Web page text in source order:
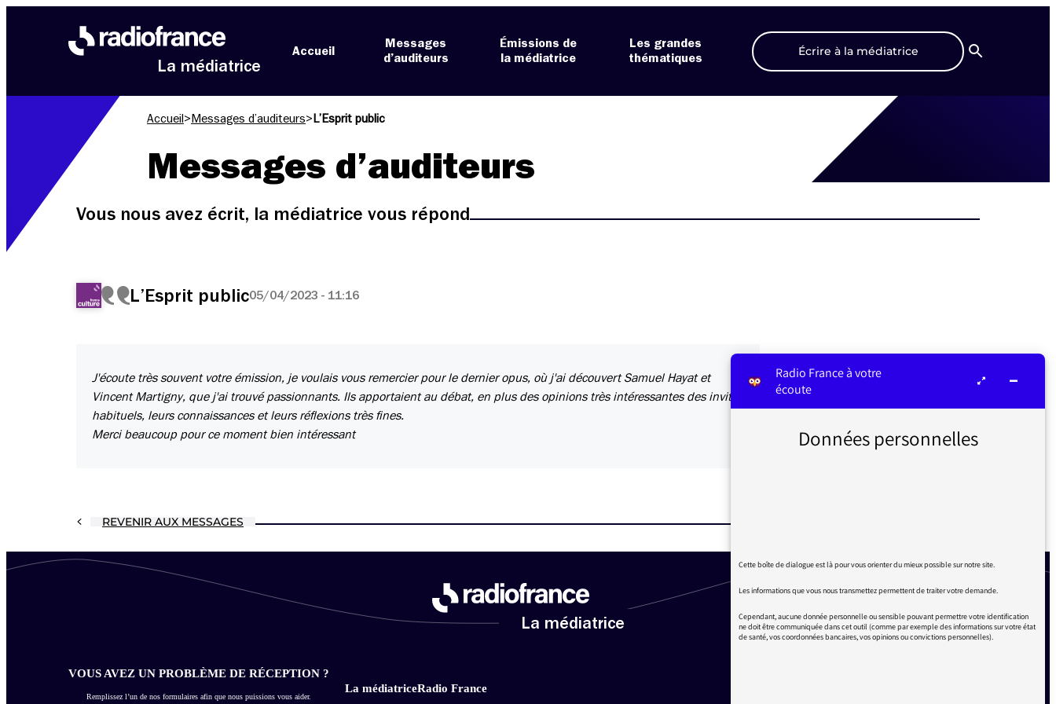
La médiatrice
Accueil
Messages
d’auditeurs
Émissions de
la médiatrice
Les grandes
thématiques
Écrire à la médiatrice
Recherche
Accueil > Messages d’auditeurs> L’Esprit public
Messages d’auditeurs
Vous nous avez écrit, la médiatrice vous répond
L’Esprit public05/04/2023 - 11:16
J'écoute très souvent votre émission, je voulais vous remercier pour le dernier opus, où j'ai découvert Samuel Hayat et
Vincent Martigny, que j'ai trouvé passionnants. Ils apportaient au débat, en plus des opinions très intéressantes des invités
habituels, leurs connaissances et leurs réflexions très fines.
Merci beaucoup pour ce moment bien intéressant
REVENIR AUX MESSAGES
La médiatrice
VOUS AVEZ UN PROBLÈME DE RÉCEPTION ?
Remplissez l’un de nos formulaires afin que nous puissions vous aider.
La médiatriceRadio France
Radio France à votre
écoute
Données personnelles
Cette boîte de dialogue est là pour vous orienter du mieux possible sur notre site.
Les informations que vous nous transmettez permettent de traiter votre demande.
Cependant, aucune donnée personnelle ou sensible pouvant permettre votre identification
ne doit être communiquée dans cet outil (comme par exemple des informations sur votre état
de santé, vos coordonnées bancaires, vos opinions ou convictions personnelles).